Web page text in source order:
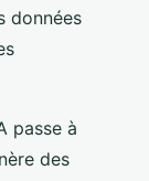
données
passe à
des